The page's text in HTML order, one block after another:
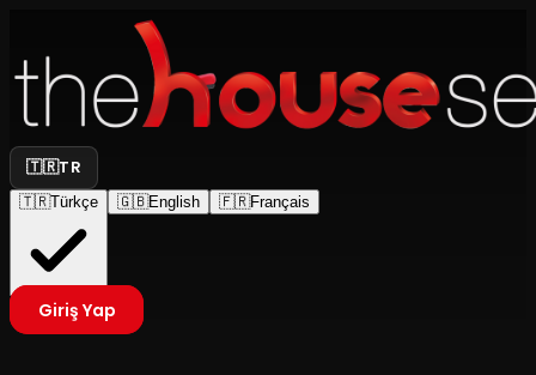
🇹🇷TR
🇹🇷Türkçe 🇬🇧English 🇫🇷Français
Giriş Yap